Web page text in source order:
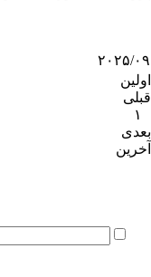
۲۰۲۵/۰۹
اولین
قبلی
۱
بعدی
آخرین